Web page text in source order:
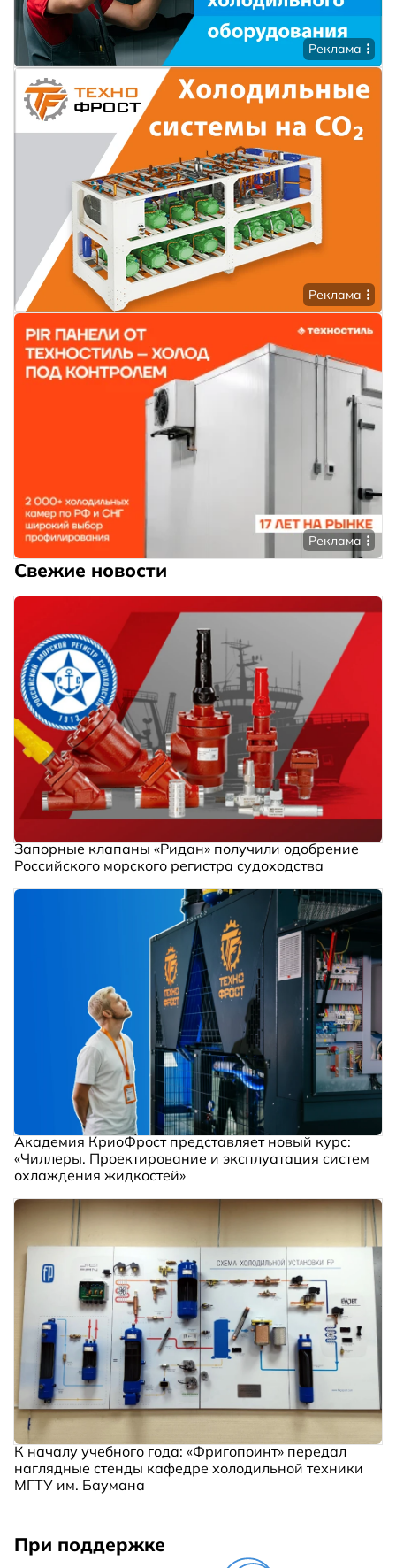
Реклама
Реклама
Реклама
Свежие новости
Запорные клапаны «Ридан» получили одобрение
Российского морского регистра судоходства
Академия КриоФрост представляет новый курс:
«Чиллеры. Проектирование и эксплуатация систем
охлаждения жидкостей»
К началу учебного года: «Фригопоинт» передал
наглядные стенды кафедре холодильной техники
МГТУ им. Баумана
При поддержке